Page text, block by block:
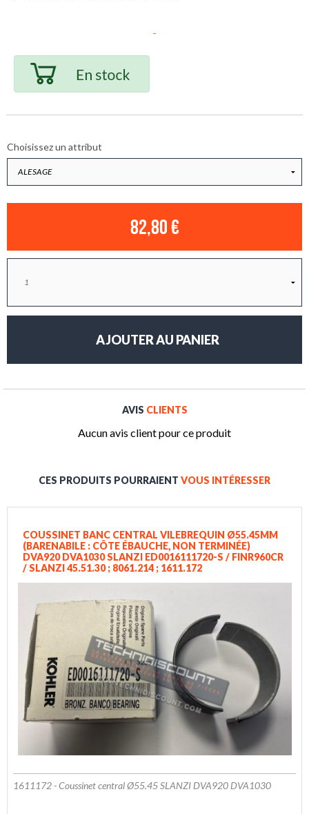
Choisissez un attribut
82,80 €
AVIS CLIENTS
Aucun avis client pour ce produit
CES PRODUITS POURRAIENT VOUS INTÉRESSER
COUSSINET BANC CENTRAL VILEBREQUIN Ø55.45MM
(BARENABILE : CÔTE ÉBAUCHE, NON TERMINÉE)
DVA920 DVA1030 SLANZI ED0016111720-S / FINR960CR
/ SLANZI 45.51.30 ; 8061.214 ; 1611.172
1611172 - Coussinet central Ø55.45 SLANZI DVA920 DVA1030